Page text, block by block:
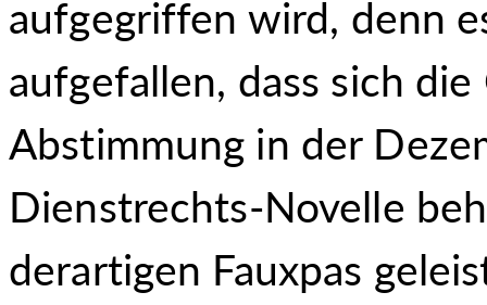
aufgegriffen wird, denn
aufgefallen, dass sich
Abstimmung in der
Dienstrechts-Novelle
derartigen Fauxpas